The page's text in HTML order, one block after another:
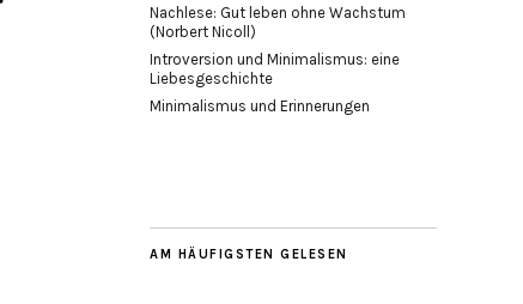
Nachlese: Gut leben ohne Wachstum
(Norbert Nicoll)
Introversion und Minimalismus: eine
Liebesgeschichte
Minimalismus und Erinnerungen
AM HÄUFIGSTEN GELESEN